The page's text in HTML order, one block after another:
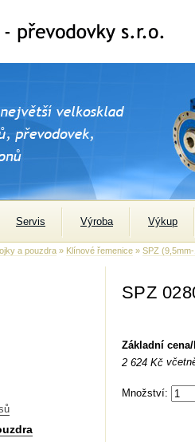
Servis Výroba Výkup
a pouzdra » Klínové řemenice » SPZ
SPZ
Základní
2 624 Kč
Množství: